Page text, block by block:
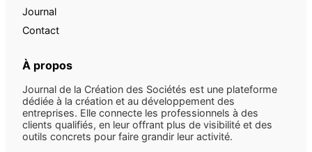
Journal
Contact
À propos
Journal de la Création des Sociétés est une plateforme
dédiée à la création et au développement des
entreprises. Elle connecte les professionnels à des
clients qualifiés, en leur offrant plus de visibilité et des
outils concrets pour faire grandir leur activité.